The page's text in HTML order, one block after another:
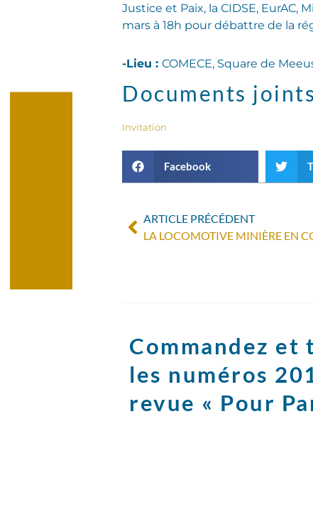
Justice et Paix, la CIDSE,
mars à 18h pour débattre de la
-Lieu : COMECE, Square de
Documents joints
Invitation
Facebook
ARTICLE PRÉCÉDENT
LA LOCOMOTIVE MINIÈRE EN
Commandez et
les numéros
revue « Pour